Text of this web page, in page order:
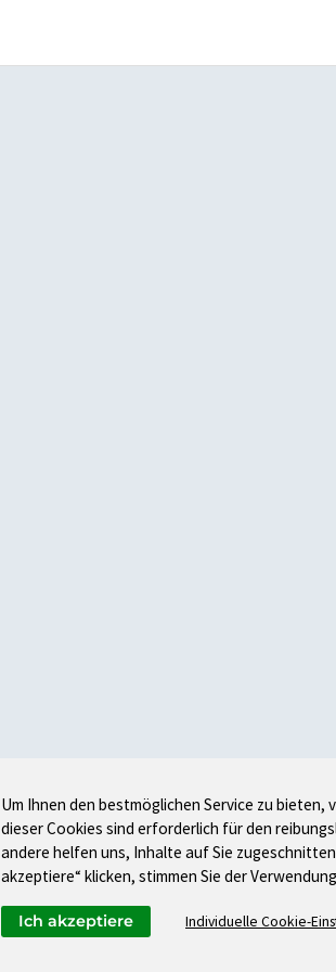
Um Ihnen den bestmöglichen Service zu bieten,
dieser Cookies sind erforderlich für den
andere helfen uns, Inhalte auf Sie
akzeptiere“ klicken, stimmen Sie der
Individuelle Cookie-
Ich akzeptiere